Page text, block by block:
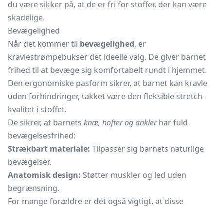
du være sikker på, at de er fri for stoffer, der kan være
skadelige.
Bevægelighed
Når det kommer til bevægelighed, er
kravlestrømpebukser det ideelle valg. De giver barnet
frihed til at bevæge sig komfortabelt rundt i hjemmet.
Den ergonomiske pasform sikrer, at barnet kan kravle
uden forhindringer, takket være den fleksible stretch-
kvalitet i stoffet.
De sikrer, at barnets knæ, hofter og anklerhar fuld
bevægelsesfrihed:
Strækbart materiale: Tilpasser sig barnets naturlige
bevægelser.
Anatomisk design: Støtter muskler og led uden
begrænsning.
For mange forældre er det også vigtigt, at disse